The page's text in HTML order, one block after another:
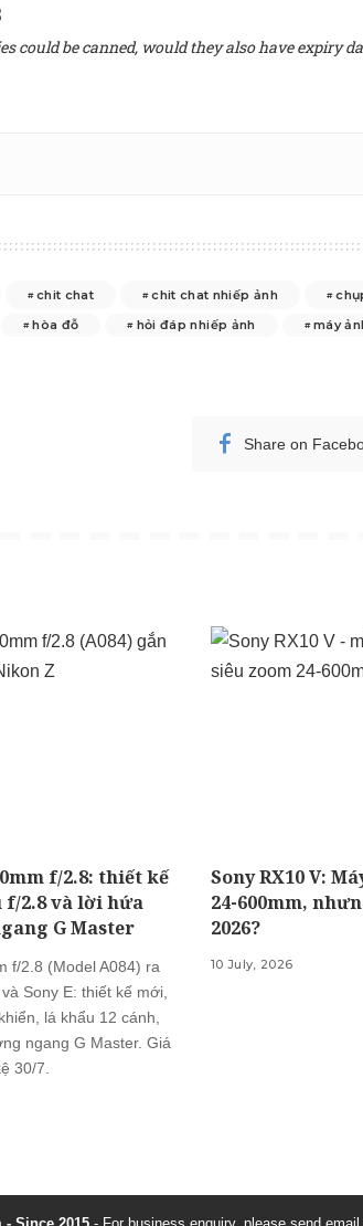
could be canned, would they also have expiry
chit chat chit chat nhiếp ảnh
hòa đỗ hỏi đáp nhiếp ảnh máy
Share on
f/2.8: thiết kế
2.8 và lời hứa
G Master
f/2.8 (Model A084) ra
Sony E: thiết kế mới,
lá khẩu 12 cánh,
ngang G Master. Giá
30/7.
Sony RX10 V:
24-600mm,
2026?
10 July, 2026